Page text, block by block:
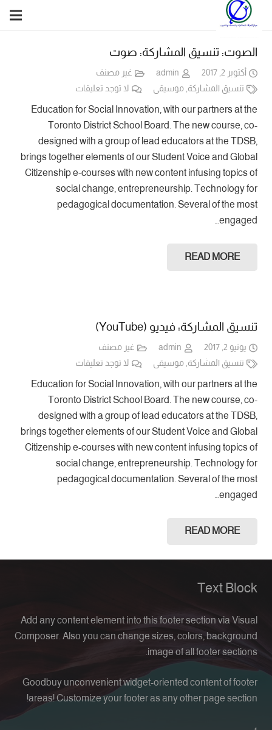
الصوت: تنسيق المشاركة: صوت
أكتوبر 2, 2017 admin
غير مصنف
تنسيق المشاركة,موسيقى لا توجد تعليقات
Education for Social Innovation, with our partners at the
Toronto District School Board. The new course, co-
designed with a group of lead educators at the TDSB,
brings together elements of our Student Voice and Global
Citizenship e-courses with new content infusing topics of
social change, entrepreneurship. Technology for
pedagogical documentation. Several of the most
engaged…
READ MORE
تنسيق المشاركة: فيديو (YouTube)
يونيو 2, 2017 admin
غير مصنف
تنسيق المشاركة ,موسيقى لا توجد تعليقات
Education for Social Innovation, with our partners at the
Toronto District School Board. The new course, co-
designed with a group of lead educators at the TDSB,
brings together elements of our Student Voice and Global
Citizenship e-courses with new content infusing topics of
social change, entrepreneurship. Technology for
pedagogical documentation. Several of the most
engaged…
READ MORE
Text Block
Add any content element into this footer section via Visual
Composer. Also you can change sizes, colors, background
image of all footer sections.
Goodbuy unconvenient widget-oriented content of footer
areas! Customize your footer as any other page section!